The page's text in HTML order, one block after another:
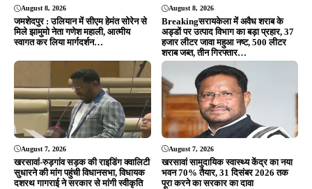
August 8, 2026
जमशेदपुर : उलियान में सीएम हेमंत सोरेन से
मिले झामुमो नेता गणेश महाली, आत्मीय
स्वागत कर लिया मार्गदर्शन…
August 8, 2026
Breakingसरायकेला में अवैध शराब के
अड्डों पर उत्पाद विभाग का बड़ा प्रहार, 37
हजार लीटर जावा महुआ नष्ट, 500 लीटर
शराब जब्त, तीन गिरफ्तार…
August 7, 2026
खरसावां-रुड़गांव सड़क की राइडिंग क्वालिटी
सुधारने की मांग पहुंची विधानसभा, विधायक
दशरथ गागराई ने सरकार से मांगी स्वीकृति
August 7, 2026
खरसावां सामुदायिक स्वास्थ्य केंद्र का नया
भवन 70% तैयार, 31 दिसंबर 2026 तक
पूरा करने का सरकार का दावा